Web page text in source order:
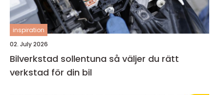
inspiration
02. July 2026
Bilverkstad sollentuna så väljer du rätt
verkstad för din bil